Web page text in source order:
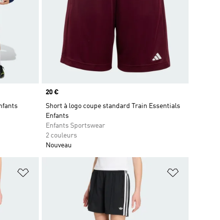
Prix
20 €
Short à logo coupe standard Train Essentials
Enfants
Enfants Sportswear
2 couleurs
Nouveau
Ajouter à la Liste de produits favoris